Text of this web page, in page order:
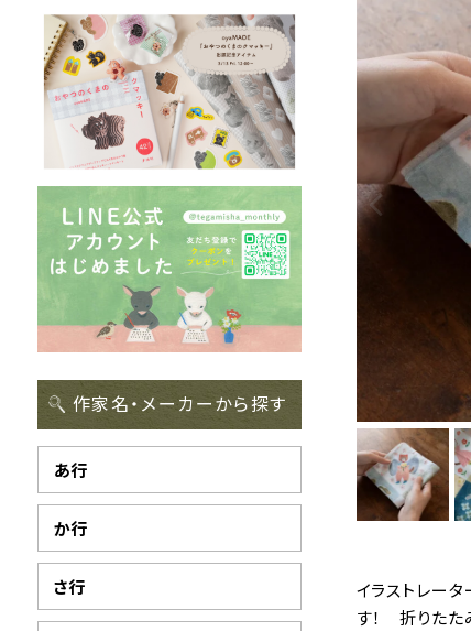
作家名・メーカーから探す
あ行
か行
さ行
イラストレー
す！ 折りたた